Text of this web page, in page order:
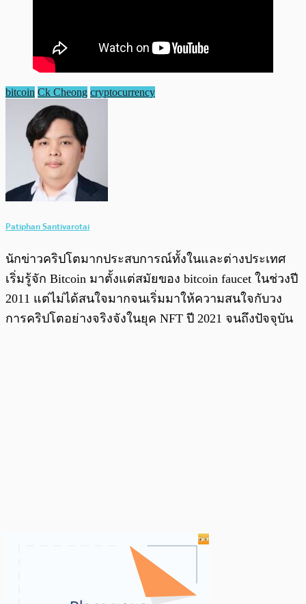
bitcoin Ck Cheong cryptocurrency
Patiphan Santivarotai
นักข่าวคริปโตมากประสบการณ์ทั้งในและต่างประเทศ
เริ่มรู้จัก Bitcoin มาตั้งแต่สมัยของ bitcoin faucet ในช่วงปี
2011 แต่ไม่ได้สนใจมากจนเริ่มมาให้ความสนใจกับวง
การคริปโตอย่างจริงจังในยุค NFT ปี 2021 จนถึงปัจจุบัน